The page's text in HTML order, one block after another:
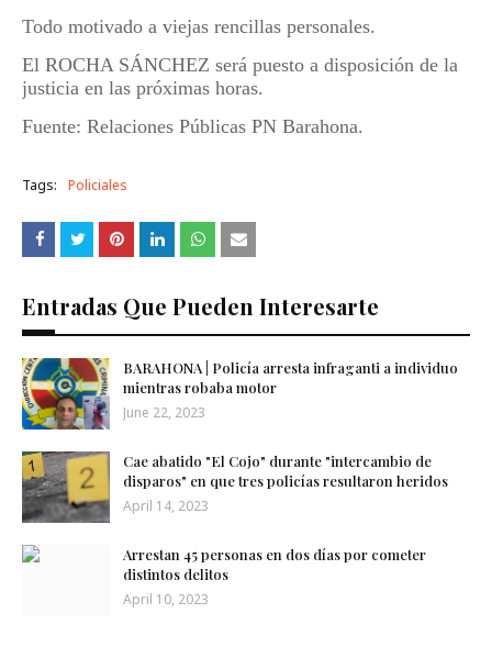
Todo motivado a viejas rencillas personales.
El ROCHA SÁNCHEZ será puesto a disposición de la
justicia en las próximas horas.
Fuente: Relaciones Públicas PN Barahona.
Tags: Policiales
Entradas Que Pueden Interesarte
BARAHONA | Policía arresta infraganti a individuo
mientras robaba motor
June 22, 2023
Cae abatido "El Cojo" durante "intercambio de
disparos" en que tres policías resultaron heridos
April 14, 2023
Arrestan 45 personas en dos días por cometer
distintos delitos
April 10, 2023